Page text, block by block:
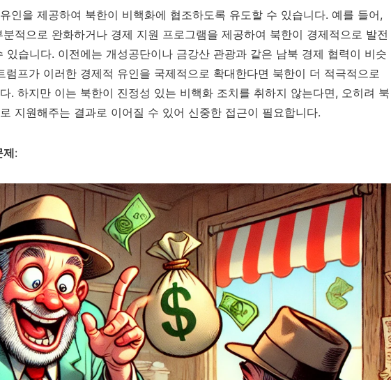
인을 제공하여 북한이 비핵화에 협조하도록 유도할 수 있습니다. 예를 들어,
적으로 완화하거나 경제 지원 프로그램을 제공하여 북한이 경제적으로 발전
있습니다. 이전에는 개성공단이나 금강산 관광과 같은 남북 경제 협력이 비슷
럼프가 이러한 경제적 유인을 국제적으로 확대한다면 북한이 더 적극적으로
. 하지만 이는 북한이 진정성 있는 비핵화 조치를 취하지 않는다면, 오히려 북
지원해주는 결과로 이어질 수 있어 신중한 접근이 필요합니다.
제: